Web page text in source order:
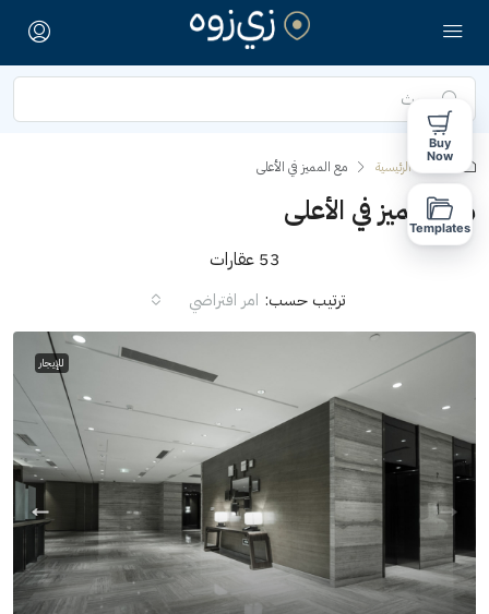
الصفحة الرئيسية مع المميز في الأعلى
مع المميز في الأعلى
53 عقارات
ترتيب حسب: امر افتراضي
للإيجار
Buy
Now
Templates